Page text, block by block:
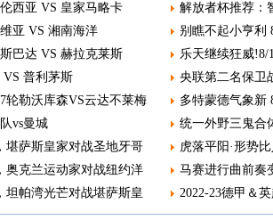
西亚 VS 皇家马略卡
亚 VS 湘南海洋
巴达 VS 赫拉克莱斯
普利茅斯
轮勒沃库森VS云达不莱梅
vs曼城
堪萨斯皇家对战圣地牙哥
奥克兰运动家对战纽约洋
坦帕湾光芒对战堪萨斯皇
解放者杯推荐：
别瞧不起小亨利
乐天继续狂威!8/
央联第二名保卫
多特蒙德气象新
统一外野三鬼合
虎落平阳·形势
马赛进行曲前奏
2022-23德甲＆